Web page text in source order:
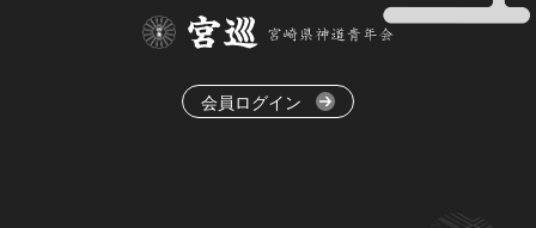
会員ログイン